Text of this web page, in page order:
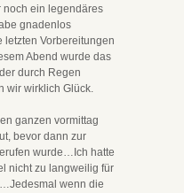
noch ein legendäres
gnadenlos
letzten Vorbereitungen
Abend wurde das
durch Regen
wir wirklich Glück.
ganzen vormittag
bevor dann zur
wurde…Ich hatte
nicht zu langweilig für
wenn die